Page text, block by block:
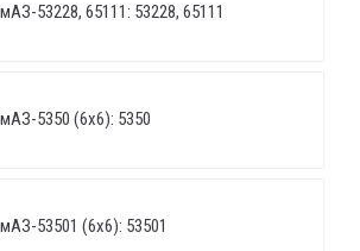
53228, 65111: 53228, 65111
5350 (6х6): 5350
53501 (6х6): 53501